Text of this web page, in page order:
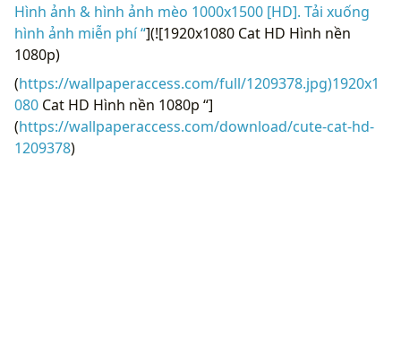
Hình ảnh & hình ảnh mèo 1000x1500 [HD]. Tải xuống
hình ảnh miễn phí “](![1920x1080 Cat HD Hình nền
1080p)
(https://wallpaperaccess.com/full/1209378.jpg)1920x1
080 Cat HD Hình nền 1080p “]
(https://wallpaperaccess.com/download/cute-cat-hd-
1209378)